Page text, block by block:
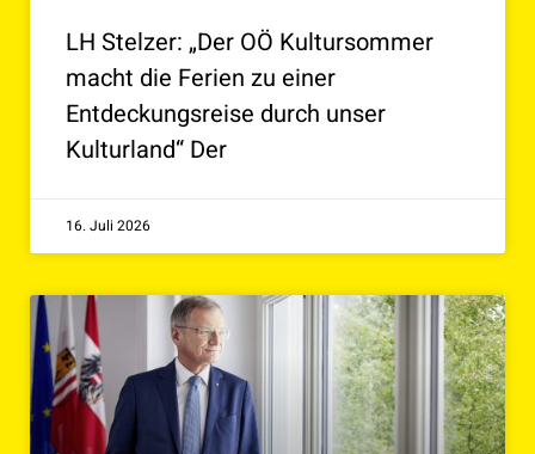
LH Stelzer: „Der OÖ Kultursommer
macht die Ferien zu einer
Entdeckungsreise durch unser
Kulturland“ Der
16. Juli 2026